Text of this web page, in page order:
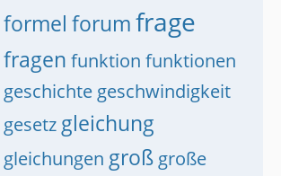
formel forumfrage
fragen funktion funktionen
geschichte geschwindigkeit
gesetz gleichung
gleichungen groß große